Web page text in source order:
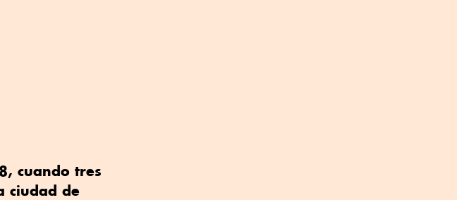
cuando tres
ciudad de